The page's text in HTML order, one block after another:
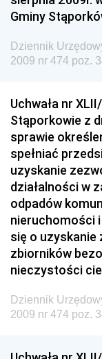
Żeglugi
Dziennik
Dziennik
Dziennik
Dziennik
Dziennik
Kolejowego
Dziennik
Technologii
Dziennik
Dziennik
Państwowych
Dziennik
Rozwoju
Gminy
Dziennik
2009 nr 474 poz.
Uchwała nr
Stąporkowie z
sprawie
spełniać
uzyskanie
działalności w
odpadów
nieruchomości
się o uzyskanie
zbiorników
nieczystości
Dziennik
2009 nr 474 poz.